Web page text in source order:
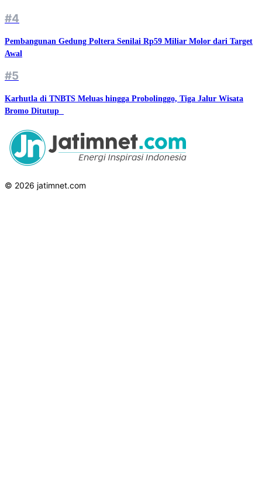
#4
Pembangunan Gedung Poltera Senilai Rp59 Miliar Molor dari Target
Awal
#5
Karhutla di TNBTS Meluas hingga Probolinggo, Tiga Jalur Wisata
Bromo Ditutup ‎‎
© 2026 jatimnet.com